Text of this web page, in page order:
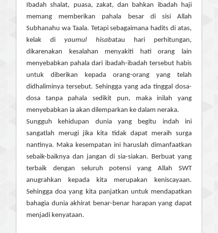
Ibadah shalat, puasa, zakat, dan bahkan ibadah haji
memang memberikan pahala besar di sisi Allah
Subhanahu wa Taala. Tetapi sebagaimana hadits di atas,
kelak diyaumul hisabatau hari perhitungan,
dikarenakan kesalahan menyakiti hati orang lain
menyebabkan pahala dari ibadah-ibadah tersebut habis
untuk diberikan kepada orang-orang yang telah
didhaliminya tersebut. Sehingga yang ada tinggal dosa-
dosa tanpa pahala sedikit pun, maka inilah yang
menyebabkan ia akan dilemparkan ke dalam neraka.
Sungguh kehidupan dunia yang begitu indah ini
sangatlah merugi jika kita tidak dapat meraih surga
nantinya. Maka kesempatan ini haruslah dimanfaatkan
sebaik-baiknya dan jangan di sia-siakan. Berbuat yang
terbaik dengan seluruh potensi yang Allah SWT
anugrahkan kepada kita merupakan keniscayaan.
Sehingga doa yang kita panjatkan untuk mendapatkan
bahagia dunia akhirat benar-benar harapan yang dapat
menjadi kenyataan.